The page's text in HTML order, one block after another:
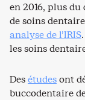
en 2016, plus du
de soins
analyse de l’IRIS
les soins
Desétudesont
buccodentaire